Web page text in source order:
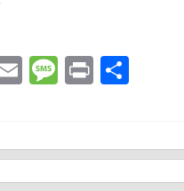
EmailMessage
Print